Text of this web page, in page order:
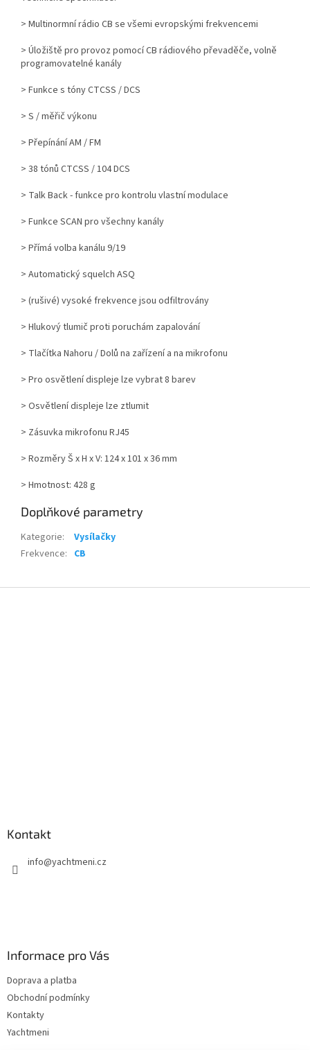
> Multinormní rádio CB se všemi evropskými frekvencemi
> Úložiště pro provoz pomocí CB rádiového převaděče, volně
programovatelné kanály
> Funkce s tóny CTCSS / DCS
> S / měřič výkonu
> Přepínání AM / FM
> 38 tónů CTCSS / 104 DCS
> Talk Back - funkce pro kontrolu vlastní modulace
> Funkce SCAN pro všechny kanály
> Přímá volba kanálu 9/19
> Automatický squelch ASQ
> (rušivé) vysoké frekvence jsou odfiltrovány
> Hlukový tlumič proti poruchám zapalování
> Tlačítka Nahoru / Dolů na zařízení a na mikrofonu
> Pro osvětlení displeje lze vybrat 8 barev
> Osvětlení displeje lze ztlumit
> Zásuvka mikrofonu RJ45
> Rozměry Š x H x V: 124 x 101 x 36 mm
> Hmotnost: 428 g
Doplňkové parametry
Kategorie:
Vysílačky
Frekvence: CB
Kontakt
info@yachtmeni.cz
Informace pro Vás
Doprava a platba
Obchodní podmínky
Kontakty
Yachtmeni